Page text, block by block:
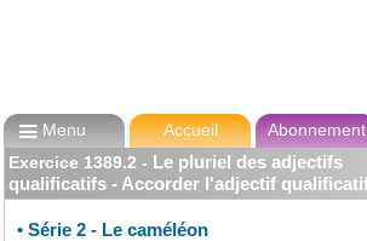
Menu Accueil
Abonnement
Exercice 1389.2 - Le pluriel des adjectifs
qualificatifs - Accorder l'adjectif
• Série 2 - Le caméléon